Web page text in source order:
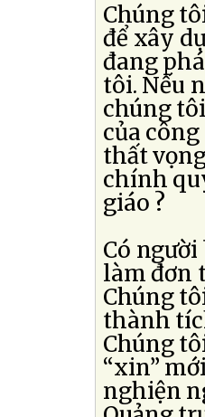
Chúng
để xây
đang
tôi. Nếu
chúng
của
thất
chính
giáo ?
Có
làm đơn
Chúng
thành
Chúng
“xin”
nghiện